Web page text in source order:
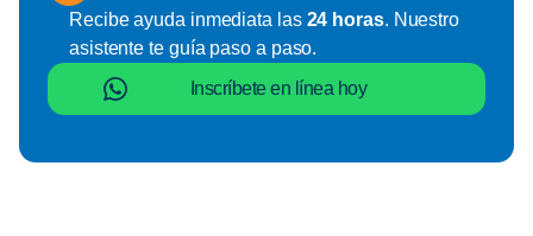
Recibe ayuda inmediata las 24 horas. Nuestro
asistente te guía paso a paso.
Inscríbete en línea hoy